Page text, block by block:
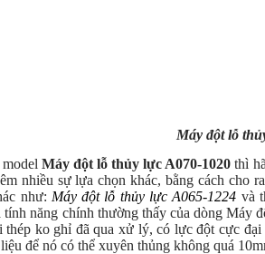
Máy đột lỗ
modelMáy đột lỗ thủy lực A070-1020 thì
nhiều sự lựa chọn khác, bằng cách cho
như: Máy đột lỗ thủy lực A065-1224 và
tính năng chính thường thấy của dòng Máy
thép ko ghỉ đã qua xử lý, có lực đột cực
để nó có thể xuyên thủng không quá